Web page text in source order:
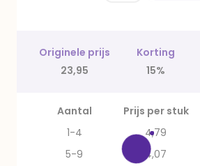
Originele prijs Korting
23,95
15%
Aantal Prijs per stuk
1-4
4,79
5-9
4,07